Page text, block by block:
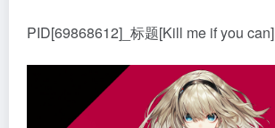
PID[69868612]_标题[Kill me if you can]